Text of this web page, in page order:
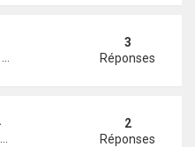
sam. 21 sept. 2013 13:50
3
Réponses
2
Réponses